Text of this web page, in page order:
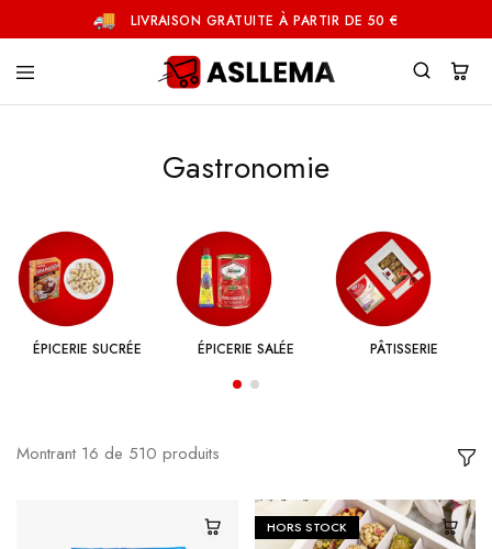
LIVRAISON GRATUITE À PARTIR DE 50 €
Gastronomie
ÉPICERIE SUCRÉE ÉPICERIE SALÉE PÂTISSERIE
Montrant 16 de 510 produits
HORS STOCK